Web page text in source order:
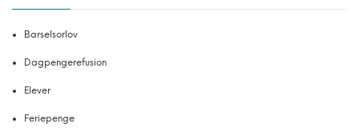
Barselsorlov
Dagpengerefusion
Elever
Feriepenge